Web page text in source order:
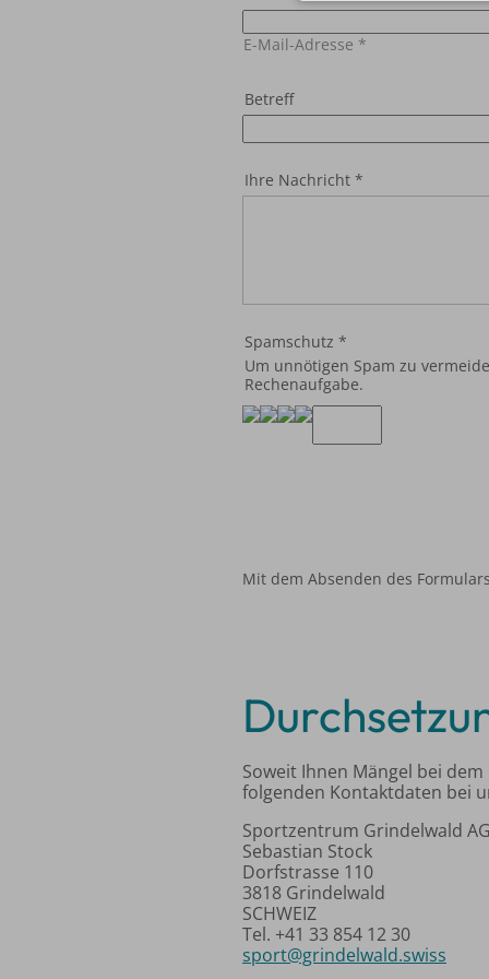
E-Mail-Adresse *
Betreff
Ihre Nachricht *
Spamschutz *
Um unnötigen Spam zu
Rechenaufgabe.
Mit dem Absenden des
Soweit Ihnen Mängel bei
folgenden Kontaktdaten bei
Sportzentrum Grindelwald AG
Sebastian Stock
Dorfstrasse 110
3818 Grindelwald
SCHWEIZ
Tel. +41 33 854 12 30
sport@grindelwald.swiss